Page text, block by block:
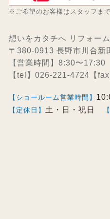
※ご希望のお客様はスタッフま
想いをカタチへ リフォー
〒380-0913 長野市川合新
【営業時間】8:30〜17:30
【tel】026-221-4724【
【ショールーム営業時間】
【定休日】 土・日・祝日